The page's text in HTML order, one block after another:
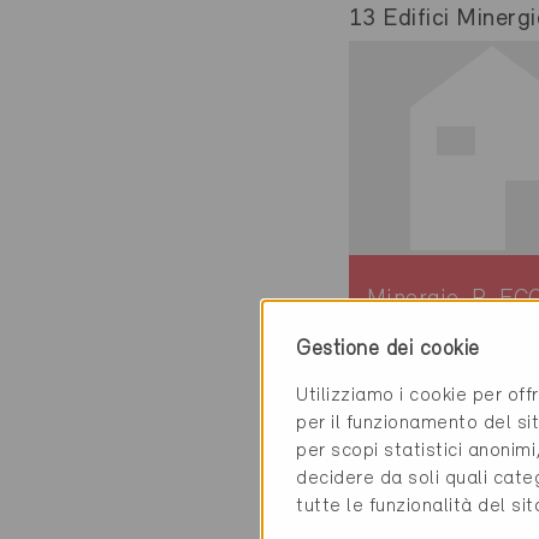
13 Edifici
Minergie-P-
Nuova
Scuole / Impianti
sportivi
BS-056-P-ECO
Gestione dei cookie
Utilizziamo i cookie per
per il funzionamento del
per scopi statistici
decidere da soli quali
tutte le funzionalità del